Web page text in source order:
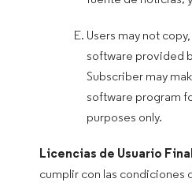
Users may not
software provided
Subscriber may
software program
purposes only.
Licencias de Usuario
cumplir con las condiciones